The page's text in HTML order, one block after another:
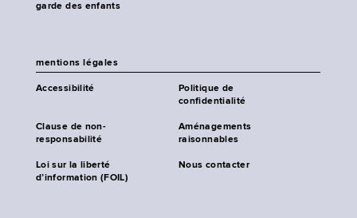
garde des enfants
mentions légales
Accessibilité
Politique de
confidentialité
Clause de non-
responsabilité
Aménagements
raisonnables
Loi sur la liberté
d’information (FOIL)
Nous contacter